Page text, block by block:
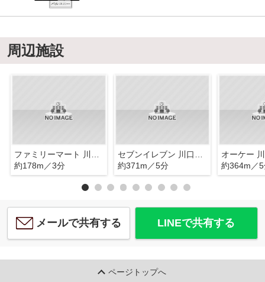
周辺施設
約178m／3分
約371m／5分
オーケー
約364m／
メールで共有する LINEで共有する
ページトップへ